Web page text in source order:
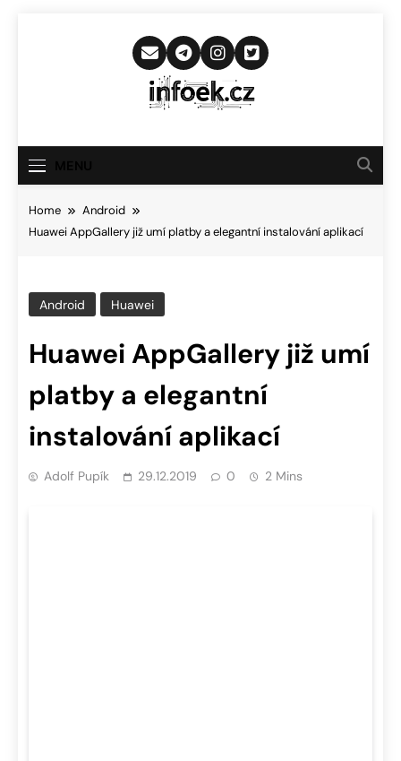
Infoek.cz
Novinkám
Home
Android
Huawei AppGallery již umí platby a elegantní instalování aplikací
Android Huawei
Huawei AppGallery již umí
platby a elegantní
instalování aplikací
Adolf Pupík 29.12.2019 0 2 Mins